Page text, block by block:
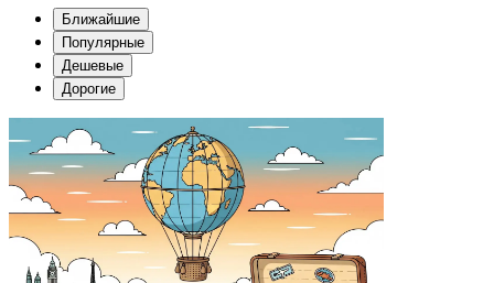
Ближайшие
Популярные
Дешевые
Дорогие